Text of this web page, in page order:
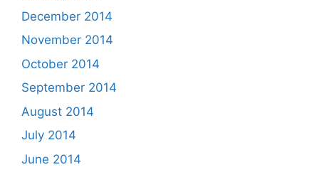
December 2014
November 2014
October 2014
September 2014
August 2014
July 2014
June 2014